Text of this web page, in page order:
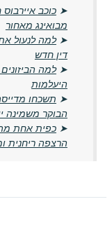
➤כוכב
מבואינג מאחור
➤למה לנעול
דין חדש
➤למה
היעלמות
➤ תשכחו
הבוקר משמינה
➤כפית אחת
הרצפה ריחנית